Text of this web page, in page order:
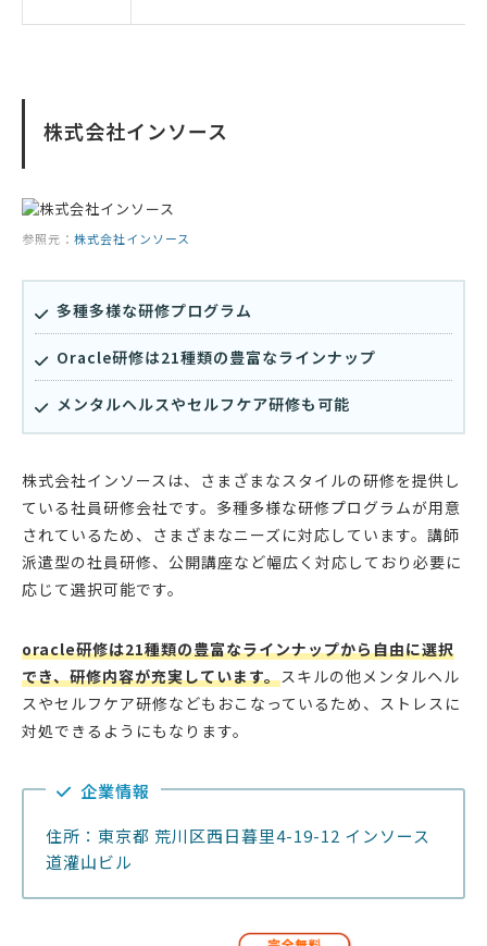
株式会社インソース
参照元： 株式会社インソース
多種多様な研修プログラム
Oracle研修は21種類の豊富なラインナップ
メンタルヘルスやセルフケア研修も可能
株式会社インソースは、さまざまなスタイルの研修を提供し
ている社員研修会社です。多種多様な研修プログラムが用意
されているため、さまざまなニーズに対応しています。講師
派遣型の社員研修、公開講座など幅広く対応しており必要に
応じて選択可能です。
oracle研修は21種類の豊富なラインナップから自由に選択
でき、研修内容が充実しています。スキルの他メンタルヘル
スやセルフケア研修などもおこなっているため、ストレスに
対処できるようにもなります。
企業情報
住所：東京都 荒川区西日暮里4-19-12 インソース
道灌山ビル